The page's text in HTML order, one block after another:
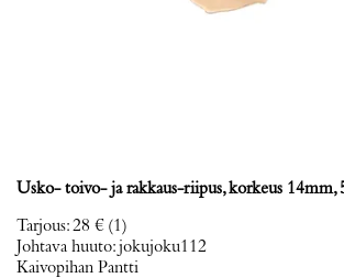
Usko- toivo- ja rakkaus-riipus, korkeus 14mm,
Tarjous:28 € (1)
Johtava huuto:jokujoku112
Kaivopihan Pantti